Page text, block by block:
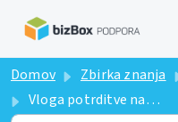
Domov Zbirka znanja
Vloga potrditve naročila / Stanje postavke